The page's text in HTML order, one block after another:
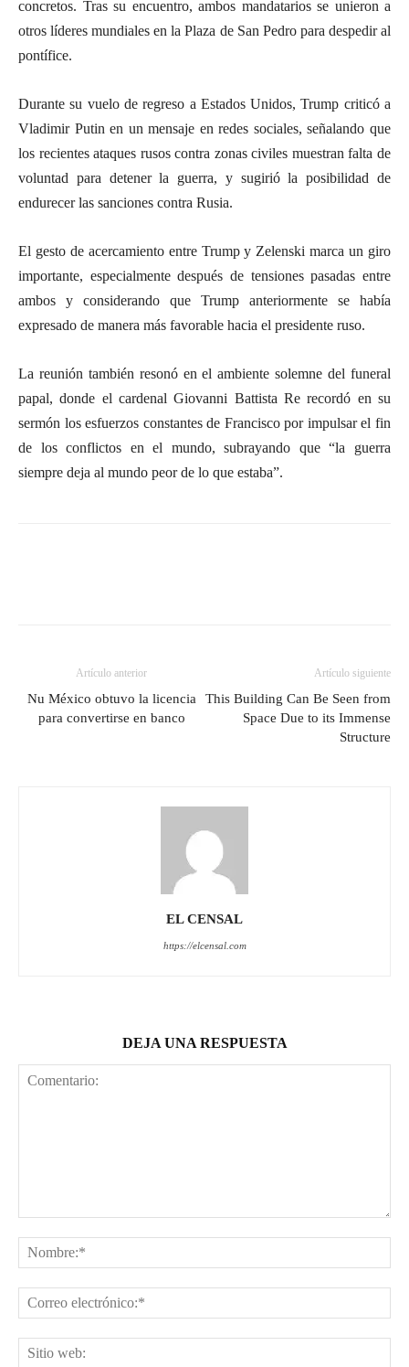
concretos. Tras su encuentro, ambos mandatarios se unieron a
otros líderes mundiales en la Plaza de San Pedro para despedir al
pontífice.
Durante su vuelo de regreso a Estados Unidos, Trump criticó a
Vladimir Putin en un mensaje en redes sociales, señalando que
los recientes ataques rusos contra zonas civiles muestran falta de
voluntad para detener la guerra, y sugirió la posibilidad de
endurecer las sanciones contra Rusia.
El gesto de acercamiento entre Trump y Zelenski marca un giro
importante, especialmente después de tensiones pasadas entre
ambos y considerando que Trump anteriormente se había
expresado de manera más favorable hacia el presidente ruso.
La reunión también resonó en el ambiente solemne del funeral
papal, donde el cardenal Giovanni Battista Re recordó en su
sermón los esfuerzos constantes de Francisco por impulsar el fin
de los conflictos en el mundo, subrayando que “la guerra
siempre deja al mundo peor de lo que estaba”.
Artículo anterior
Nu México obtuvo la licencia
para convertirse en banco
Artículo siguiente
This Building Can Be Seen from
Space Due to its Immense
Structure
EL CENSAL
https://elcensal.com
DEJA UNA RESPUESTA